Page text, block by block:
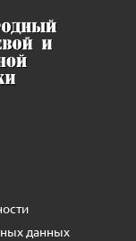
данных